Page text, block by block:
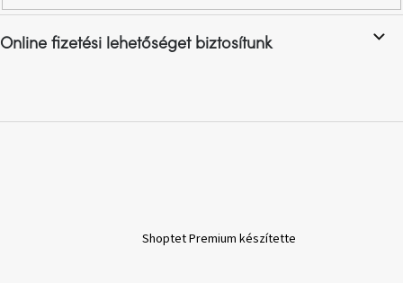
fel
oldalát
változás
Online fizetési lehetőséget biztosítunk
Shoptet Premium készítette